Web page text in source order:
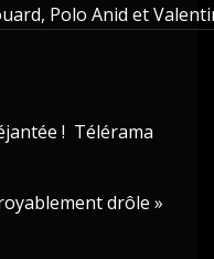
Polo Anid et
! Télérama
drôle »